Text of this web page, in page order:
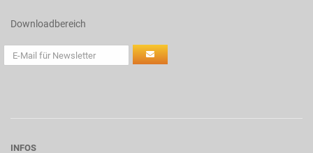
Downloadbereich
INFOS